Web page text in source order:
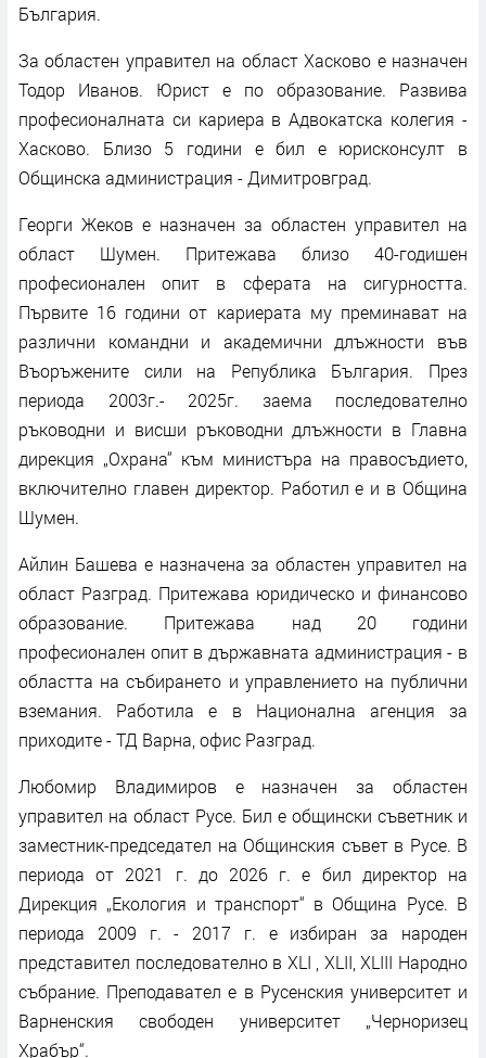
България.
За областен управител на област Хасково е назначен
Тодор Иванов. Юрист е по образование. Развива
професионалната си кариера в Адвокатска колегия -
Хасково. Близо 5 години е бил е юрисконсулт в
Общинска администрация - Димитровград.
Георги Жеков е назначен за областен управител на
област Шумен. Притежава близо 40-годишен
професионален опит в сферата на сигурността.
Първите 16 години от кариерата му преминават на
различни командни и академични длъжности във
Въоръжените сили на Република България. През
периода 2003г.- 2025г. заема последователно
ръководни и висши ръководни длъжности в Главна
дирекция „Охрана“ към министъра на правосъдието,
включително главен директор. Работил е и в Община
Шумен.
Айлин Башева е назначена за областен управител на
област Разград. Притежава юридическо и финансово
образование. Притежава над 20 години
професионален опит в държавната администрация - в
областта на събирането и управлението на публични
вземания. Работила е в Национална агенция за
приходите - ТД Варна, офис Разград.
Любомир Владимиров е назначен за областен
управител на област Русе. Бил е общински съветник и
заместник-председател на Общинския съвет в Русе. В
периода от 2021 г. до 2026 г. е бил директор на
Дирекция „Екология и транспорт“ в Община Русе. В
периода 2009 г. - 2017 г. е избиран за народен
представител последователно в XLI , XLII, XLIII Народно
събрание. Преподавател е в Русенския университет и
Варненския свободен университет „Черноризец
Храбър“.